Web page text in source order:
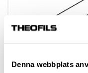
Denna webbplats